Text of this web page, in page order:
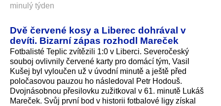
minulý týden
Dvě červené kosy a Liberec dohrával v
devíti. Bizarní zápas rozhodl Mareček
Fotbalisté Teplic zvítězili 1:0 v Liberci. Severočeský
souboj ovlivnily červené karty pro domácí tým, Vasil
Kušej byl vyloučen už v úvodní minutě a ještě před
poločasovou pauzou ho následoval Petr Hodouš.
Dvojnásobnou přesilovku zužitkoval v 61. minutě Lukáš
Mareček. Svůj první bod v historii fotbalové ligy získal